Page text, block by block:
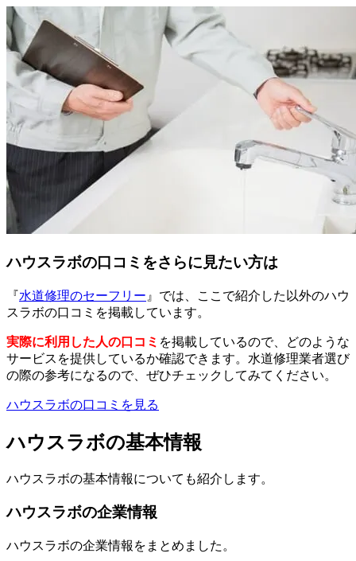
ハウスラボの口コミをさらに見たい方は
『水道修理のセーフリー 』では、ここで紹介した以外のハウ
スラボの口コミを掲載しています。
実際に利用した人の口コミ を掲載しているので、どのような
サービスを提供しているか確認できます。水道修理業者選び
の際の参考になるので、ぜひチェックしてみてください。
ハウスラボの口コミを見る
ハウスラボの基本情報
ハウスラボの基本情報についても紹介します。
ハウスラボの企業情報
ハウスラボの企業情報をまとめました。